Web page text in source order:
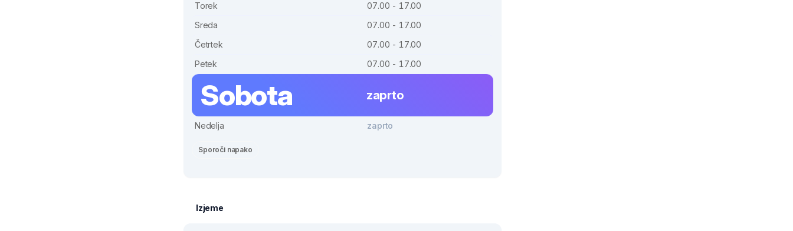
Torek
07.00 - 17.00
Sreda
07.00 - 17.00
Četrtek
07.00 - 17.00
Petek
07.00 - 17.00
Sobota zaprto
Nedelja zaprto
Sporoči napako
Izjeme